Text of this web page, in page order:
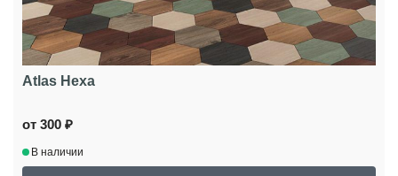
Atlas Hexa
от 300 ₽
В наличии